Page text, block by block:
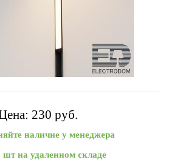
230 pуб.
наличие у менеджера
шт на удаленном складе